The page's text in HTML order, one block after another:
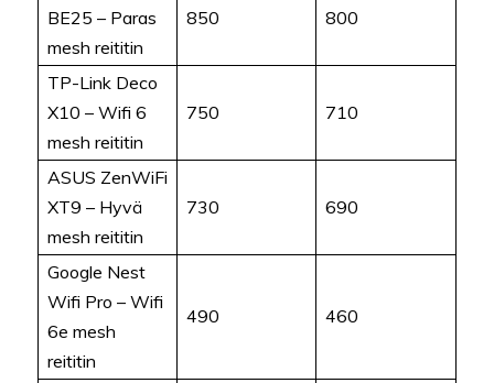
BE25 – Paras
mesh reititin
850 800
TP-Link Deco
X10 – Wifi 6
mesh reititin
750 710
ASUS ZenWiFi
XT9 – Hyvä
mesh reititin
730 690
Google Nest
Wifi Pro – Wifi
6e mesh
reititin
490 460